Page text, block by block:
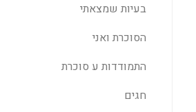
בעיות שמצאתי
הסוכרת ואני
התמודדות ע סוכרת
חגים